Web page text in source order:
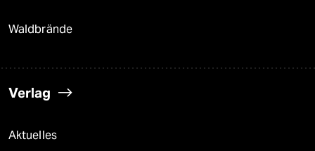
Waldbrände
Verlag
Aktuelles